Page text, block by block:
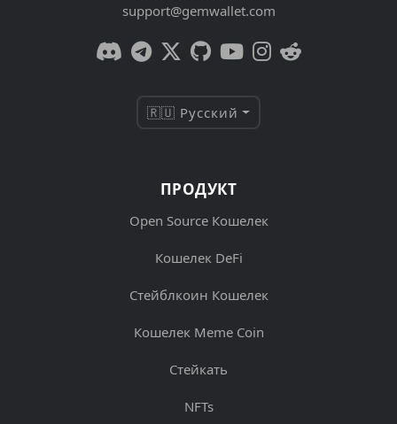
support@gemwallet.com
🇷🇺 Русский
ПРОДУКТ
Open Source Кошелек
Кошелек DeFi
Стейблкоин Кошелек
Кошелек Meme Coin
Стейкать
NFTs